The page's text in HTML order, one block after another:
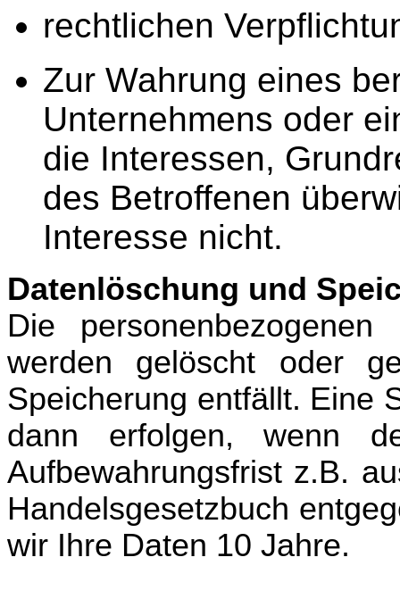
rechtlichen
Zur Wahrung eines
Unternehmens oder
die Interessen,
des Betroffenen
Interesse nicht.
Datenlöschung und
Die
werden gelöscht oder
Speicherung entfällt. Eine
dann erfolgen, wenn
Aufbewahrungsfrist z.B.
Handelsgesetzbuch
wir Ihre Daten 10 Jahre.